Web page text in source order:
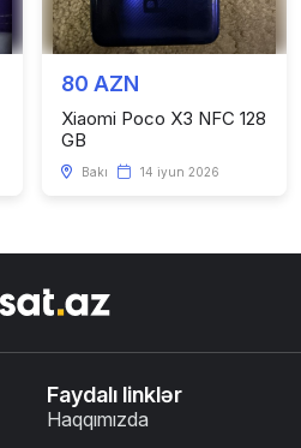
80 AZN
Xiaomi Poco X3 NFC 128
GB
Bakı 14 iyun 2026
Faydalı linklər
Haqqımızda